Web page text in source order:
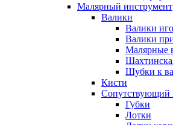
Малярный инструмент
Валики
Валики
Валики
Малярные
Шубки к
Кисти
Сопутствующий
Губки
Лотки